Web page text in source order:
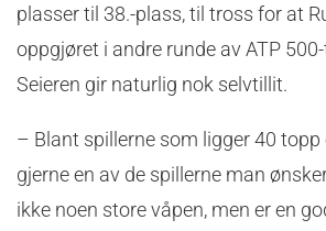
plasser til 38.-plass, til tross for at
oppgjøret i andre runde av ATP
Seieren gir naturlig nok selvtillit.
– Blant spillerne som ligger 40 topp
gjerne en av de spillerne man
ikke noen store våpen, men er en